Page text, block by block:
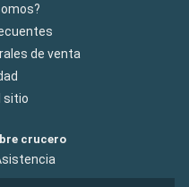
de venta
sitio
crucero